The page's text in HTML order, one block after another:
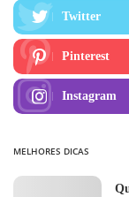
Twitter
Pinterest
Instagram
MELHORES DICAS